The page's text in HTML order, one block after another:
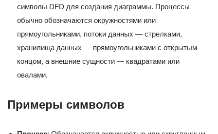
символы DFD для создания диаграммы. Процессы
обычно обозначаются окружностями или
прямоугольниками, потоки данных — стрелками,
хранилища данных — прямоугольниками с открытым
концом, а внешние сущности — квадратами или
овалами.
Примеры символов